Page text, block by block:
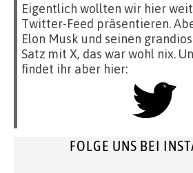
Eigentlich wollten wir hier
Twitter-Feed präsentieren.
Elon Musk und seinen
Satz mit X, das war wohl nix.
findet ihr aber hier:
FOLGE UNS BEI